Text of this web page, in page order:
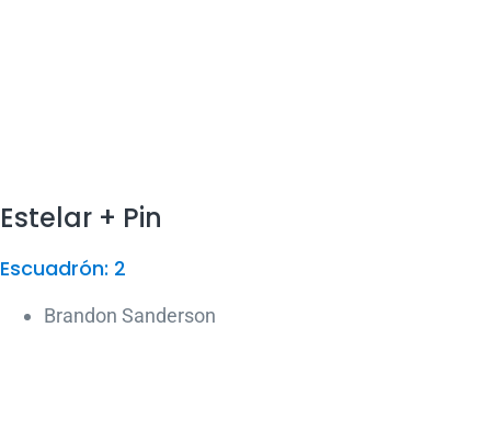
Estelar + Pin
Escuadrón: 2
Brandon Sanderson